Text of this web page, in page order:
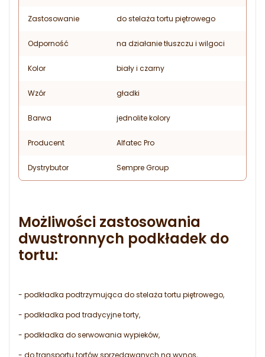
Zastosowanie do stelaża tortu piętrowego
Odporność na działanie tłuszczu i wilgoci
Kolor biały i czarny
Wzór gładki
Barwa jednolite kolory
Producent Alfatec Pro
Dystrybutor Sempre Group
Możliwości zastosowania
dwustronnych podkładek do
tortu:
- podkładka podtrzymująca do stelaża tortu piętrowego,
- podkładka pod tradycyjne torty,
- podkładka do serwowania wypieków,